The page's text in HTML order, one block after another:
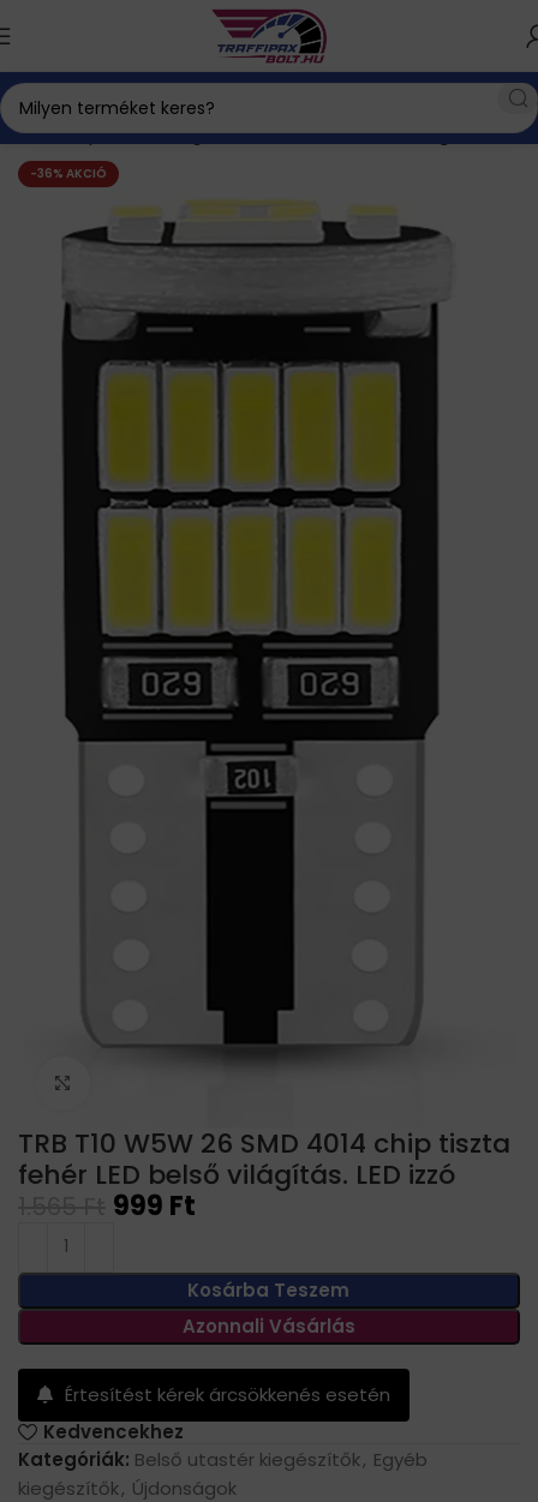
Kezdőlap Autós kiegészítők Belső utastér kiegészítők
-36% AKCIÓ
TRB T10 W5W 26 SMD 4014 chip tiszta
fehér LED belső világítás. LED izzó
999 Ft
Kosárba Teszem
Azonnali Vásárlás
Értesítést kérek árcsökkenés esetén
Kedvencekhez
Kategóriák: Belső utastér kiegészítők, Egyéb
kiegészítők, Újdonságok